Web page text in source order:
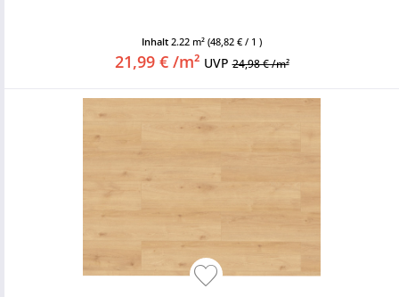
Inhalt 2.22 m² (48,82 € / 1 )
21,99 € /m² UVP24,98 € /m²